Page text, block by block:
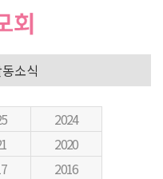
소식
2024
2020
2016